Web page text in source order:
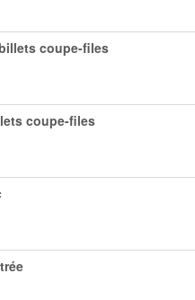
coupe-files
coupe-files